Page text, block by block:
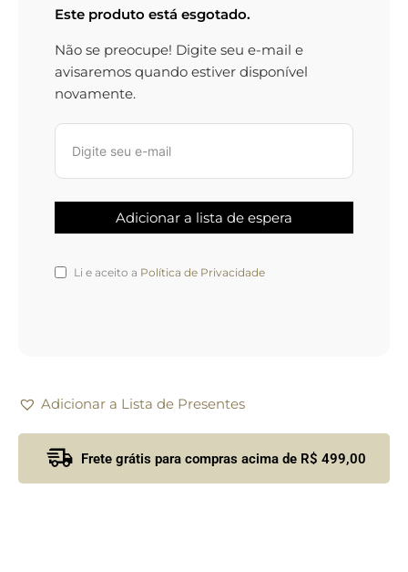
Este produto está esgotado.
Não se preocupe! Digite seu e-mail e
avisaremos quando estiver disponível
novamente.
Li e aceito a Política de Privacidade
Adicionar a Lista de Presentes
Frete grátis para compras acima de R$ 499,00